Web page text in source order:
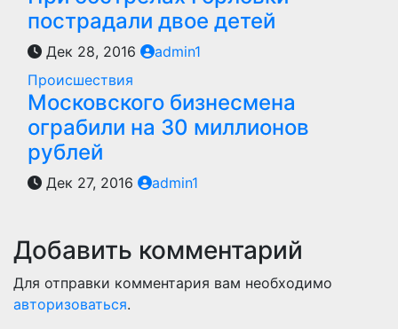
пострадали двое детей
Дек 28, 2016
admin1
Происшествия
Московского бизнесмена
ограбили на 30 миллионов
рублей
Дек 27, 2016 admin1
Добавить комментарий
Для отправки комментария вам необходимо
авторизоваться.